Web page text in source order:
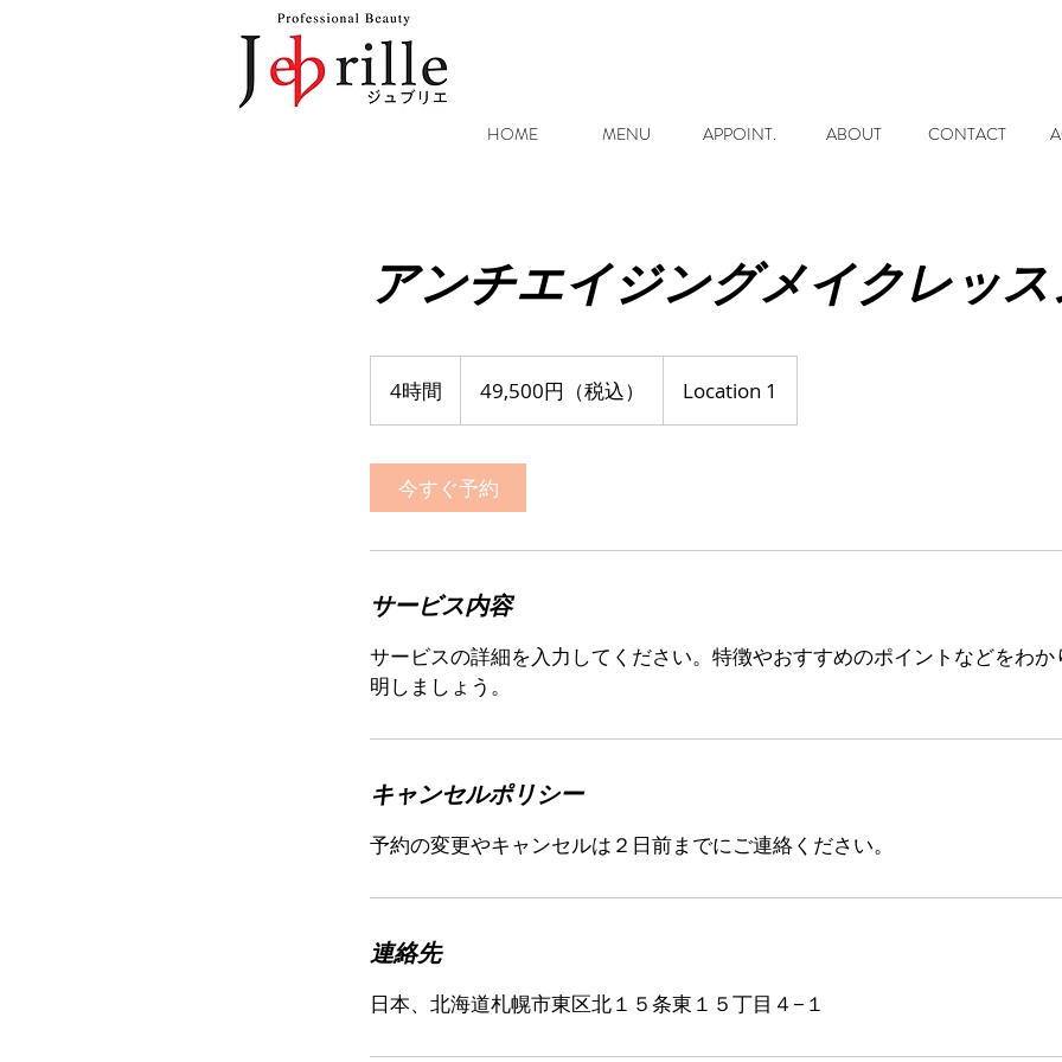
HOME MENU APPOINT. ABOUT CONTACT
アンチエイジングメイクレッス
4時間
時
（税49,500円（税込） Location 1
今すぐ予約
サービス内容
サービスの詳細を入力してください。特徴やおすすめのポイントなどをわ
明しましょう。
キャンセルポリシー
予約の変更やキャンセルは２日前までにご連絡ください。
連絡先
日本、北海道札幌市東区北１５条東１５丁目４−１